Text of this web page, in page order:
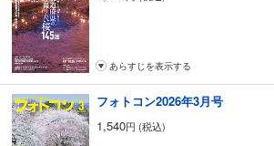
審査・選評 村上悠太
163 こうすればよくなる［自由の部］
167 ネイチャーの部
審査・選評 岩橋宏倫
177 こうすればよくなる［ネイチャーの部］
261 ［応募規定］フォトハイ句!
262 ［応募規定］月例コンテスト
あらすじを表示する
フォトコン2026年3月号
1,540円 (税込)